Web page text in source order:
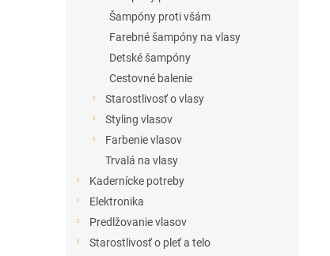
Šampóny proti všám
Farebné šampóny na vlasy
Detské šampóny
Cestovné balenie
Starostlivosť o vlasy
Styling vlasov
Farbenie vlasov
Trvalá na vlasy
Kadernícke potreby
Elektronika
Predlžovanie vlasov
Starostlivosť o pleť a telo